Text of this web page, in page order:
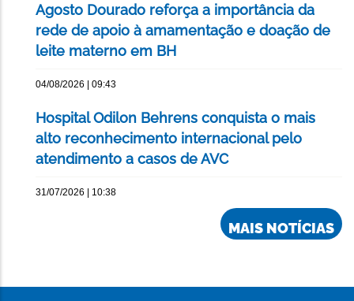
Agosto Dourado reforça a importância da
rede de apoio à amamentação e doação de
leite materno em BH
04/08/2026 | 09:43
Hospital Odilon Behrens conquista o mais
alto reconhecimento internacional pelo
atendimento a casos de AVC
31/07/2026 | 10:38
MAIS NOTÍCIAS